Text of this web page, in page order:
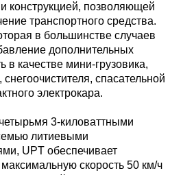
конструкцией, позволяющей
транспортного средства.
в большинстве случаев
дополнительных
в качестве мини-грузовика,
спасательной
электрокара.
3-киловаттными
литиевыми
UPT обеспечивает
скорость 50 км/ч